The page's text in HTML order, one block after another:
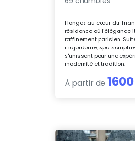
Plongez au cœur du
résidence où l'élégance
raffinement parisien.
majordome, spa
s'unissent pour une
modernité et tradition.
À partir de1600